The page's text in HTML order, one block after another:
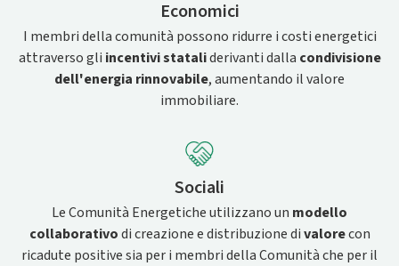
Economici
I membri della comunità possono ridurre i costi energetici
attraverso gli incentivi stataliderivanti dalla condivisione
dell'energia rinnovabile, aumentando il valore
immobiliare.
Sociali
Le Comunità Energetiche utilizzano un modello
collaborativodi creazione e distribuzione divalorecon
ricadute positive sia per i membri della Comunità che per il